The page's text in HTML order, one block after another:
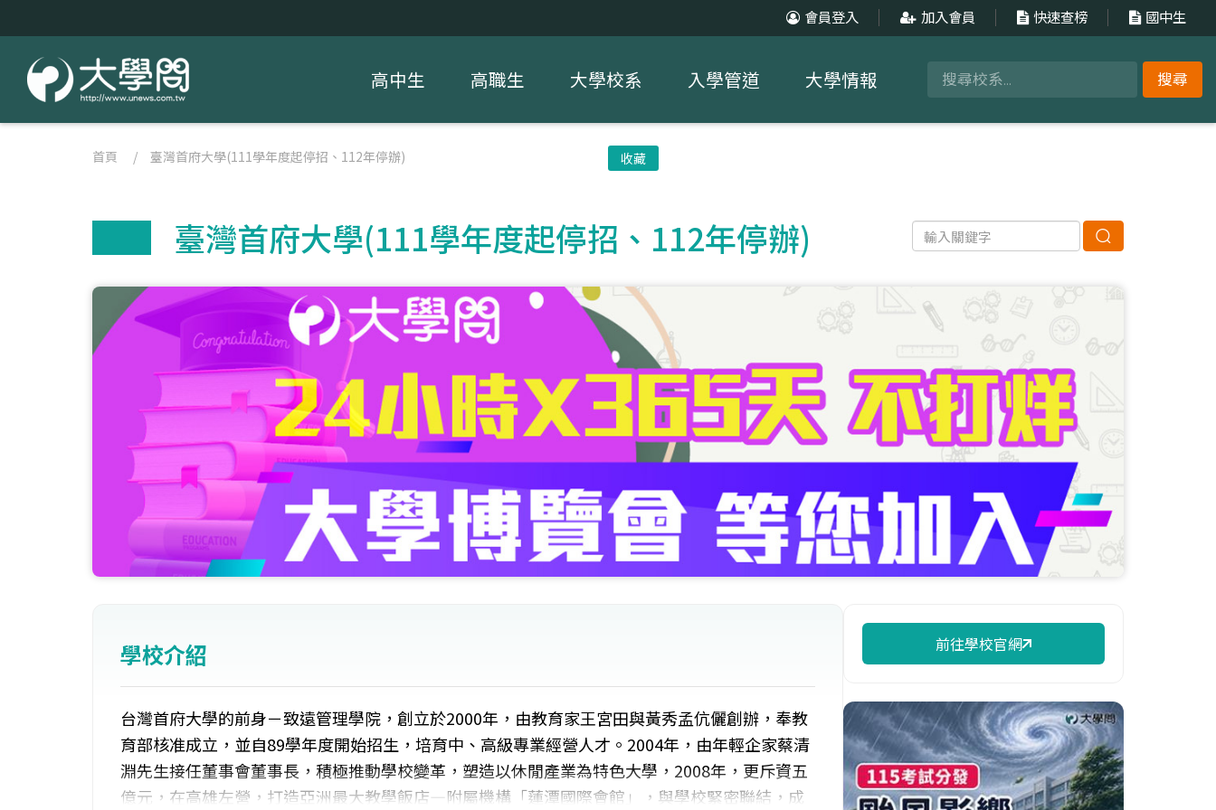
會員登入 加入會員 快速查榜 國中生
搜尋
高中生 高職生 大學校系 入學管道 大學情報
首頁 / 臺灣首府大學(111學年度起停招、112年停辦) 收藏
臺灣首府大學(111學年度起停招、112年停辦)
學校介紹
台灣首府大學的前身－致遠管理學院，創立於2000年，由教育家王宮田與黃秀孟伉儷創辦，奉教
育部核准成立，並自89學年度開始招生，培育中、高級專業經營人才。2004年，由年輕企家蔡清
淵先生接任董事會董事長，積極推動學校變革，塑造以休閒產業為特色大學，2008年，更斥資五
億元，在高雄左營，打造亞洲最大教學飯店―附屬機構「蓮潭國際會館」，與學校緊密聯結，成
前往學校官網